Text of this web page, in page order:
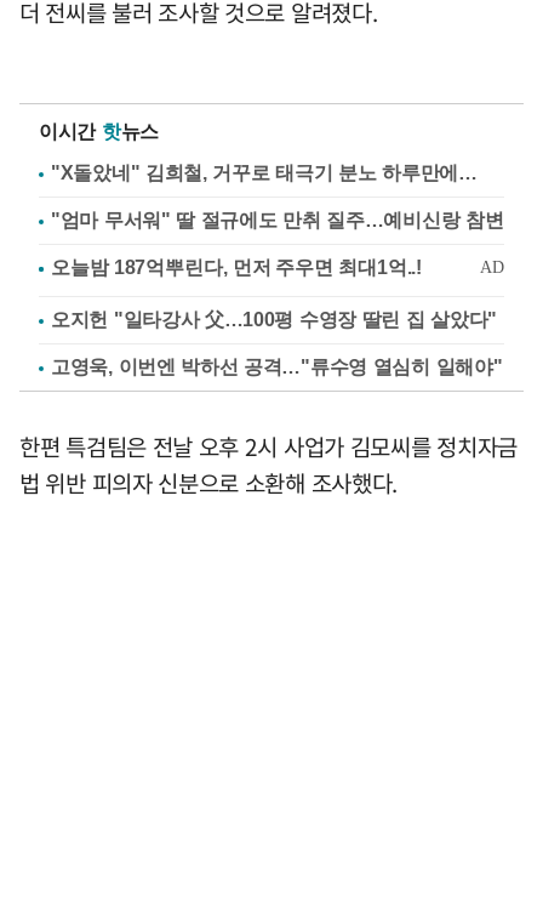
더 전씨를 불러 조사할 것으로 알려졌다.
이시간 핫뉴스
"X돌았네" 김희철, 거꾸로 태극기 분노 하루만에…
"엄마 무서워" 딸 절규에도 만취 질주…예비신랑 참변
오지헌 "일타강사 父…100평 수영장 딸린 집 살았다"
고영욱, 이번엔 박하선 공격…"류수영 열심히 일해야"
한편 특검팀은 전날 오후 2시 사업가 김모씨를 정치자금
법 위반 피의자 신분으로 소환해 조사했다.